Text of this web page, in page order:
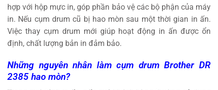
hợp với hộp mực in, góp phần bảo vệ các bộ phận của máy
in. Nếu cụm drum cũ bị hao mòn sau một thời gian in ấn.
Việc thay cụm drum mới giúp hoạt động in ấn được ổn
định, chất lượng bản in đảm bảo.
Những nguyên nhân làm cụm drumBrother DR
2385 hao mòn?